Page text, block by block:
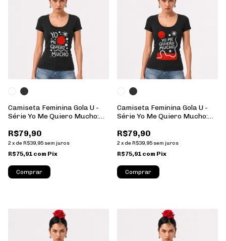
Camiseta Feminina Gola U -
Série Yo Me Quiero Mucho:
R$79,90
2 x de R$39,95 sem juros
R$75,91 com Pix
Comprar
Camiseta Feminina Gola U -
Série Yo Me Quiero Mucho:
R$79,90
2 x de R$39,95 sem juros
R$75,91 com Pix
Comprar